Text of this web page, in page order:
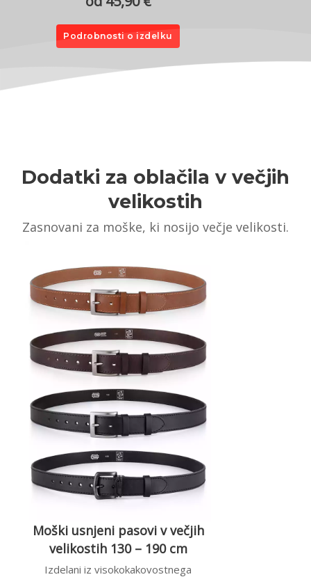
Podrobnosti o izdelku
Dodatki za oblačila v večjih
velikostih
Zasnovani za moške, ki nosijo večje velikosti.
Moški usnjeni pasovi v večjih
velikostih 130 – 190 cm
Izdelani iz visokokakovostnega